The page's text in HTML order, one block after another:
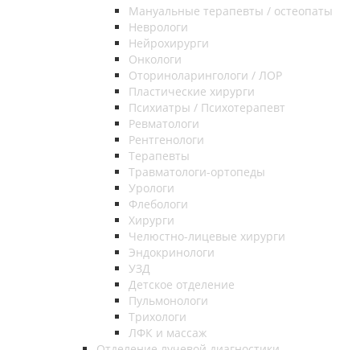
Мануальные терапевты / остеопаты
Неврологи
Нейрохирурги
Онкологи
Оториноларингологи / ЛОР
Пластические хирурги
Психиатры / Психотерапевт
Ревматологи
Рентгенологи
Терапевты
Травматологи-ортопеды
Урологи
Флебологи
Хирурги
Челюстно-лицевые хирурги
Эндокринологи
УЗД
Детское отделение
Пульмонологи
Трихологи
ЛФК и массаж